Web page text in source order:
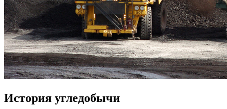
История угледобычи